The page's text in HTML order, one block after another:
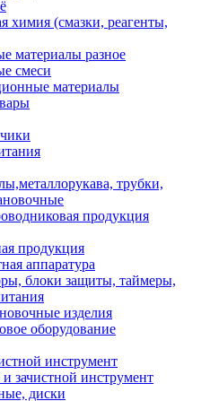
химия (смазки, реагенты,
материалы разное
смеси
материалы
трубки,
продукция
продукция
аппаратура
блоки защиты, таймеры,
изделия
оборудование
инструмент
зачистной инструмент
диски